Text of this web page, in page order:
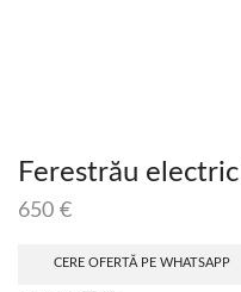
Ferestrău
650 €
CERE OFERTĂ PE WHATSAPP